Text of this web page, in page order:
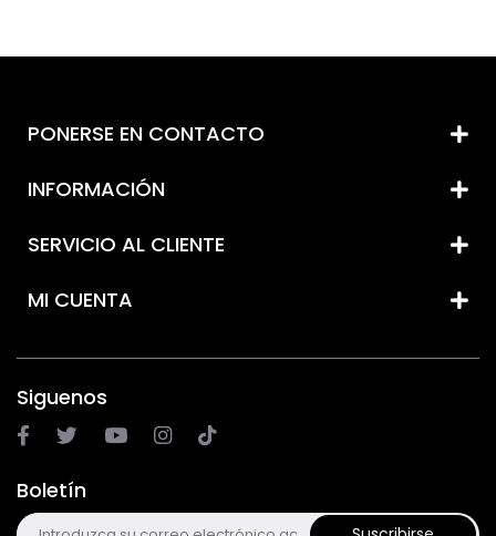
PONERSE EN CONTACTO
INFORMACIÓN
SERVICIO AL CLIENTE
MI CUENTA
Siguenos
Boletín